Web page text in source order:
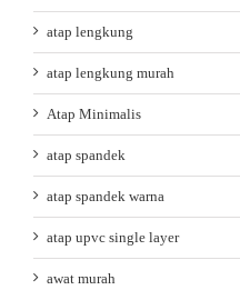
atap lengkung
atap lengkung murah
Atap Minimalis
atap spandek
atap spandek warna
atap upvc single layer
awat murah